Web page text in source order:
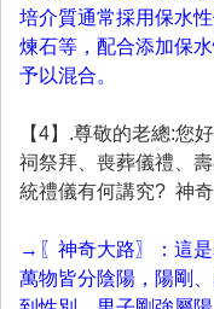
培介質通常採用保水
煉石等，配合添加保
予以混合。
【4】.尊敬的老總:您
祠祭拜、喪葬儀禮、
統禮儀有何講究? 神
→〖神奇大路〗：這
萬物皆分陰陽，陽剛